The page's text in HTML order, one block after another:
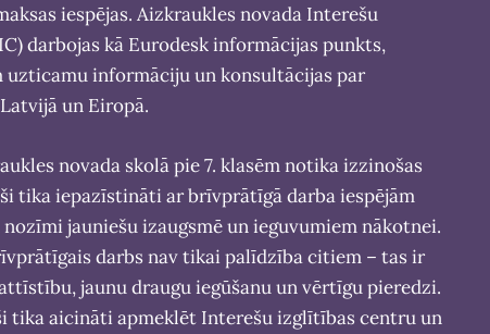
iespējas. Aizkraukles novada Interešu
darbojas kā Eurodesk informācijas punkts,
uzticamu informāciju un konsultācijas par
un Eiropā.
novada skolā pie 7. klasēm notika izzinošas
tika iepazīstināti ar brīvprātīgā darba iespējām
jauniešu izaugsmē un ieguvumiem nākotnei.
darbs nav tikai palīdzība citiem – tas ir
jaunu draugu iegūšanu un vērtīgu pieredzi.
tika aicināti apmeklēt Interešu izglītības centru un